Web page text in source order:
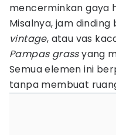
mencerminkan gaya
Misalnya, jam
vintage, atau vas
Pampas grassyang
Semua elemen ini
tanpa membuat